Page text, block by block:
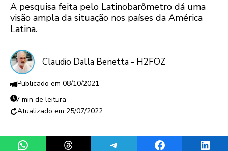
A pesquisa feita pelo Latinobarômetro dá uma
visão ampla da situação nos países da América
Latina.
Claudio Dalla Benetta - H2FOZ
08/10/2021
7 min de leitura
25/07/2022
Share on WhatsAppShare on ThreadsShare on TelegramShare on Facebook